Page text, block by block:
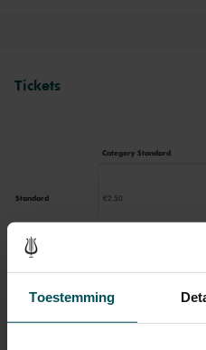
Toestemming
Tickets
Category Standard
Standard €2.50
Drinks are not included in
under 30 years of age?